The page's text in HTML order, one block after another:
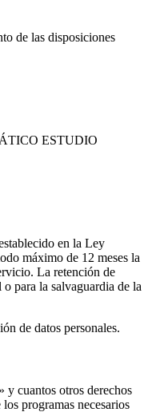
de las disposiciones
ÁTICO ESTUDIO
en la Ley
máximo de 12 meses la
La retención de
para la salvaguardia de la
de datos personales.
cuantos otros derechos
programas necesarios